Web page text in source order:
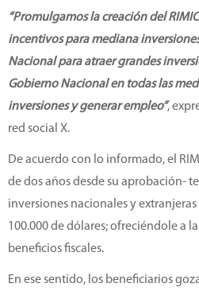
“Promulgamos la creación del
incentivos para mediana
Nacional para atraer grandes
Gobierno Nacional en todas las
inversiones y generar empleo”,
red social X.
De acuerdo con lo informado, el
de dos años desde su aprobación-
inversiones nacionales y
100.000 de dólares; ofreciéndole a
beneficios fiscales.
En ese sentido, los beneficiarios